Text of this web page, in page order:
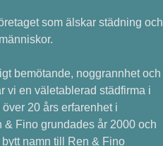
som älskar städning och
bemötande, noggrannhet och
vi en väletablerad städfirma i
20 års erfarenhet i
& Fino grundades år 2000 och
namn till Ren & Fino